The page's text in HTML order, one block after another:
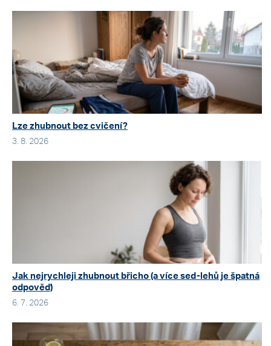
Lze zhubnout bez cvičení?
3. 8. 2026
Jak nejrychleji zhubnout břicho (a více sed-lehů je špatná
odpověď)
6. 7. 2026